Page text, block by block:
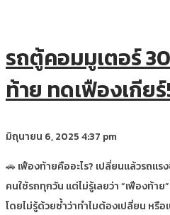
รถตู้คอมมูเตอร์
ท้าย ทดเฟืองเกีย
มิถุนายน 6, 20254:37 pm
🚗 เฟืองท้ายคืออะไร? เปลี่ยนแล้วรถแ
คนใช้รถทุกวัน แต่ไม่รู้เลยว่า “เฟืองท้า
โดยไม่รู้ด้วยซ้ำว่าทำไมต้องเปลี่ยน หรือ